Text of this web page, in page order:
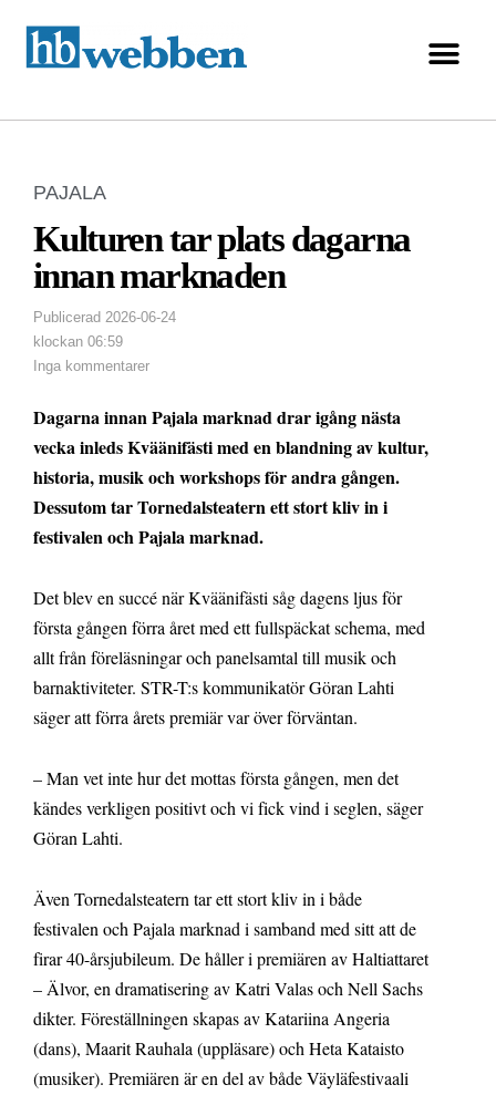
PAJALA
Kulturen tar plats dagarna
innan marknaden
Publicerad 2026-06-24
klockan 06:59
Inga kommentarer
Dagarna innan Pajala marknad drar igång nästa
vecka inleds Kväänifästi med en blandning av kultur,
historia, musik och workshops för andra gången.
Dessutom tar Tornedalsteatern ett stort kliv in i
festivalen och Pajala marknad.
Det blev en succé när Kväänifästi såg dagens ljus för
första gången förra året med ett fullspäckat schema, med
allt från föreläsningar och panelsamtal till musik och
barnaktiviteter. STR-T:s kommunikatör Göran Lahti
säger att förra årets premiär var över förväntan.
– Man vet inte hur det mottas första gången, men det
kändes verkligen positivt och vi fick vind i seglen, säger
Göran Lahti.
Även Tornedalsteatern tar ett stort kliv in i både
festivalen och Pajala marknad i samband med sitt att de
firar 40-årsjubileum. De håller i premiären av Haltiattaret
– Älvor, en dramatisering av Katri Valas och Nell Sachs
dikter. Föreställningen skapas av Katariina Angeria
(dans), Maarit Rauhala (uppläsare) och Heta Kataisto
(musiker). Premiären är en del av både Väyläfestivaali